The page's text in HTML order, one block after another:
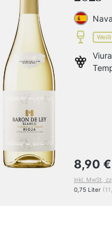
8,90 €
inkl. MwSt,
0,75 Liter